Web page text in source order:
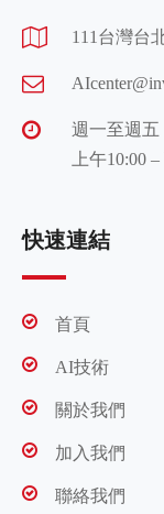
111台灣台
週一至週五
上午10:00
快速連結
首頁
AI技術
關於我們
加入我們
聯絡我們